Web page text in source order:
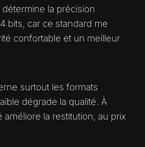
la précision
bits, car ce standard me
confortable et un meilleur
surtout les formats
dégrade la qualité. À
améliore la restitution, au prix